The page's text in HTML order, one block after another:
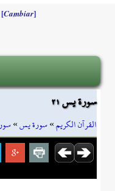
[Cambiar]
سورة يس ٢١
القرآن الكريم»سورة يس»